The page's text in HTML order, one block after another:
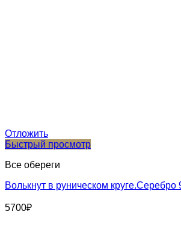
Отложить
Быстрый просмотр
Все обереги
Волькнут в руническом
5700₽